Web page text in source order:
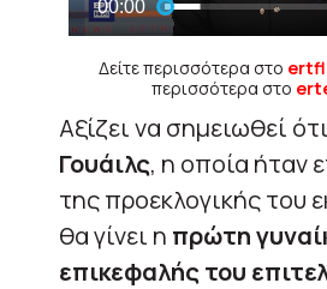
Δείτε περισσότερα στο
περισσότερα στο
Aξίζει να σημειωθεί
Γουάιλς, η οποία ήταν
της προεκλογικής του
θα γίνει η πρώτη
επικεφαλής του